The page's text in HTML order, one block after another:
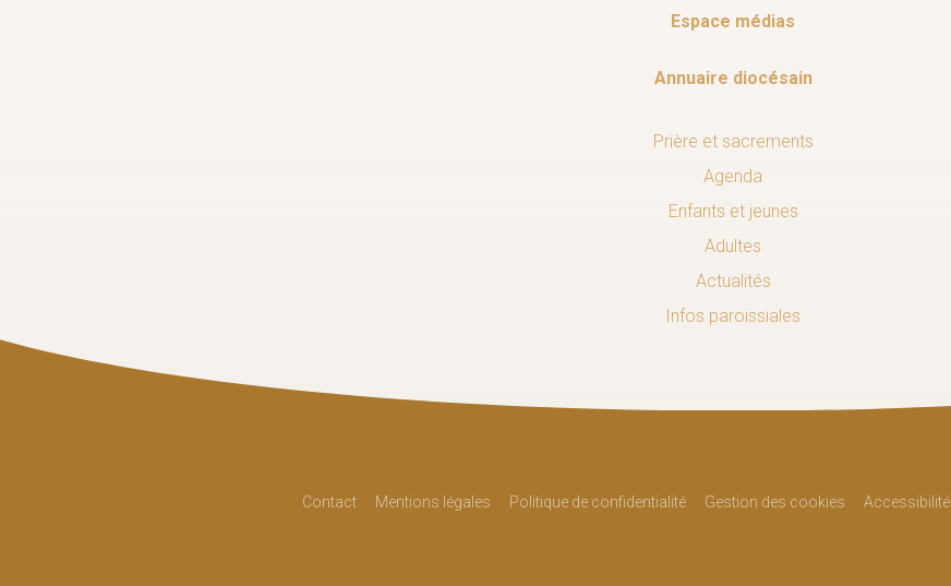
Espace médias
Annuaire diocésain
Prière et sacrements
Agenda
Enfants et jeunes
Adultes
Actualités
Infos paroissiales
Contact Mentions légales Politique de confidentialité Gestion des cookies Accessibilité